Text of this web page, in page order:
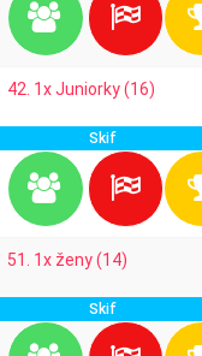
42. 1x Juniorky (16)
Skif
51. 1x ženy (14)
Skif